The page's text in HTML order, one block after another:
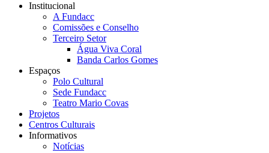
Institucional
A Fundacc
Comissões e Conselho
Terceiro Setor
Água Viva Coral
Banda Carlos Gomes
Espaços
Polo Cultural
Sede Fundacc
Teatro Mario Covas
Projetos
Centros Culturais
Informativos
Notícias